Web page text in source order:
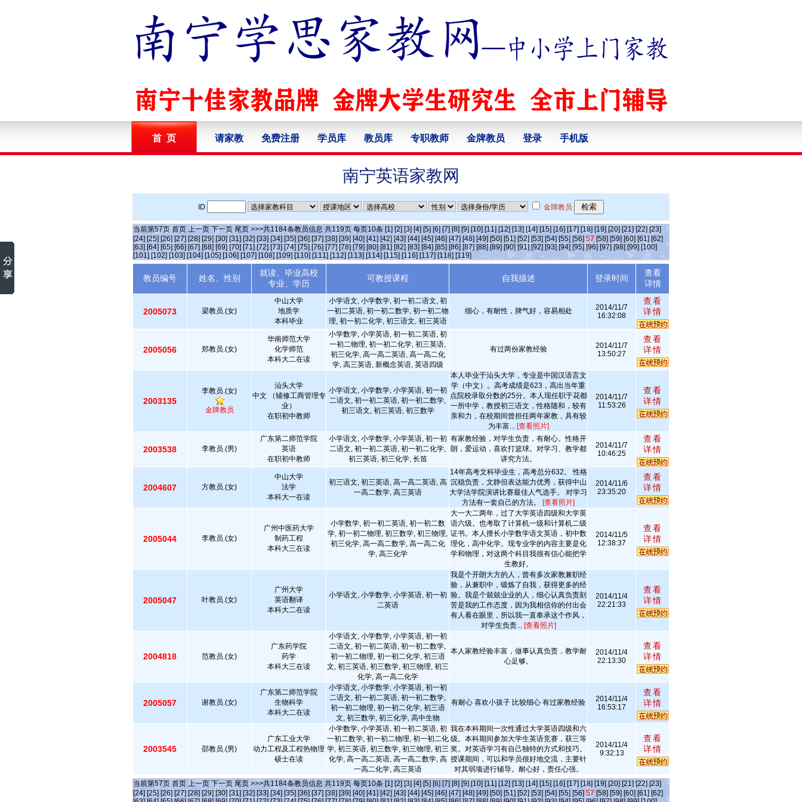
首 页 请家教 免费注册 学员库 教员库 专职教师 金牌教员 登录 手机版
南宁英语家教网
ID 金牌教员
当前第57页 首页 上一页 下一页 尾页 >>>共1184条教员信息 共119页 每页10条 [1] [2] [3] [4] [5] [6] [7] [8] [9] [10] [11] [12] [13] [14] [15] [16] [17] [18] [19] [20] [21] [22] [23]
[24] [25] [26] [27] [28] [29] [30] [31] [32] [33] [34] [35] [36] [37] [38] [39] [40] [41] [42] [43] [44] [45] [46] [47] [48] [49] [50] [51] [52] [53] [54] [55] [56] 57 [58] [59] [60] [61] [62]
[63] [64] [65] [66] [67] [68] [69] [70] [71] [72] [73] [74] [75] [76] [77] [78] [79] [80] [81] [82] [83] [84] [85] [86] [87] [88] [89] [90] [91] [92] [93] [94] [95] [96] [97] [98] [99] [100]
[101] [102] [103] [104] [105] [106] [107] [108] [109] [110] [111] [112] [113] [114] [115] [116] [117] [118] [119]
教员编号 姓名、性别
就读、毕业高校
专业、学历
可教授课程 自我描述 登录时间
查看
详情
2005073 梁教员.(女)
中山大学
地质学
本科毕业
小学语文, 小学数学, 初一初二语文, 初
一初二英语, 初一初二数学, 初一初二物
理, 初一初二化学, 初三语文, 初三英语
细心，有耐性，脾气好，容易相处
2014/11/7
16:32:08
查看
详情
2005056 郑教员.(女)
华南师范大学
化学师范
本科大二在读
小学数学, 小学英语, 初一初二英语, 初
一初二物理, 初一初二化学, 初三英语,
初三化学, 高一高二英语, 高一高二化
学, 高三英语, 新概念英语, 英语四级
有过两份家教经验
2014/11/7
13:50:27
查看
详情
2003135
李教员.(女)
金牌教员
汕头大学
中文 （辅修工商管理专
业）
在职初中教师
小学语文, 小学数学, 小学英语, 初一初
二语文, 初一初二英语, 初一初二数学,
初三语文, 初三英语, 初三数学
本人毕业于汕头大学，专业是中国汉语言文
学（中文）。高考成绩是623，高出当年重
点院校录取分数的25分。本人现任职于花都
一所中学，教授初三语文，性格随和，较有
亲和力，在校期间曾担任两年家教，具有较
为丰富... [查看照片]
2014/11/7
11:53:26
查看
详情
2003538 李教员.(男)
广东第二师范学院
英语
在职初中教师
小学语文, 小学数学, 小学英语, 初一初
二语文, 初一初二英语, 初一初二化学,
初三英语, 初三化学, 长笛
有家教经验，对学生负责，有耐心。性格开
朗，爱运动，喜欢打篮球。对学习、教学都
讲究方法。
2014/11/7
10:46:25
查看
详情
2004607 方教员.(女)
中山大学
法学
本科大一在读
初三语文, 初三英语, 高一高二英语, 高
一高二数学, 高三英语
14年高考文科毕业生，高考总分632。 性格
沉稳负责，文静但表达能力优秀，获得中山
大学法学院演讲比赛最佳人气选手。 对学习
方法有一套自己的方法。 [查看照片]
2014/11/6
23:35:20
查看
详情
2005044 李教员.(女)
广州中医药大学
制药工程
本科大三在读
小学数学, 初一初二英语, 初一初二数
学, 初一初二物理, 初三数学, 初三物理,
初三化学, 高一高二数学, 高一高二化
学, 高三化学
大一大二两年，过了大学英语四级和大学英
语六级。也考取了计算机一级和计算机二级
证书。本人擅长小学数学语文英语，初中数
理化，高中化学。现专业学的内容主要是化
学和物理，对这两个科目我很有信心能把学
生教好。
2014/11/5
12:38:37
查看
详情
2005047 叶教员.(女)
广州大学
英语翻译
本科大二在读
小学语文, 小学数学, 小学英语, 初一初
二英语
我是个开朗大方的人，曾有多次家教兼职经
验，从兼职中，锻炼了自我，获得更多的经
验。我是个兢兢业业的人，细心认真负责刻
苦是我的工作态度，因为我相信你的付出会
有人看在眼里，所以我一直奉承这个作风，
对学生负责... [查看照片]
2014/11/4
22:21:33
查看
详情
2004818 范教员.(女)
广东药学院
药学
本科大三在读
小学语文, 小学数学, 小学英语, 初一初
二语文, 初一初二英语, 初一初二数学,
初一初二物理, 初一初二化学, 初三语
文, 初三英语, 初三数学, 初三物理, 初三
化学, 高一高二化学
本人家教经验丰富，做事认真负责，教学耐
心足够。
2014/11/4
22:13:30
查看
详情
2005057 谢教员.(女)
广东第二师范学院
生物科学
本科大二在读
小学语文, 小学数学, 小学英语, 初一初
二语文, 初一初二英语, 初一初二数学,
初一初二物理, 初一初二化学, 初三语
文, 初三数学, 初三化学, 高中生物
有耐心 喜欢小孩子 比较细心 有过家教经验
2014/11/4
16:53:17
查看
详情
2003545 邵教员.(男)
广东工业大学
动力工程及工程热物理
硕士在读
小学数学, 小学英语, 初一初二英语, 初
一初二数学, 初一初二物理, 初一初二化
学, 初三英语, 初三数学, 初三物理, 初三
化学, 高一高二英语, 高一高二数学, 高
一高二化学, 高三英语
我在本科期间一次性通过大学英语四级和六
级。本科期间参加大学生英语竞赛，获三等
奖。对英语学习有自己独特的方式和技巧。
授课期间，可以和学员很好地交流，主要针
对其弱项进行辅导。耐心好，责任心强。
2014/11/4
9:32:13
查看
详情
当前第57页 首页 上一页 下一页 尾页 >>>共1184条教员信息 共119页 每页10条 [1] [2] [3] [4] [5] [6] [7] [8] [9] [10] [11] [12] [13] [14] [15] [16] [17] [18] [19] [20] [21] [22] [23]
[24] [25] [26] [27] [28] [29] [30] [31] [32] [33] [34] [35] [36] [37] [38] [39] [40] [41] [42] [43] [44] [45] [46] [47] [48] [49] [50] [51] [52] [53] [54] [55] [56] 57 [58] [59] [60] [61] [62]